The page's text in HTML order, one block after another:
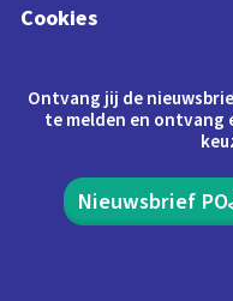
Cookies
Ontvang jij de
te melden en ontvang
Nieuwsbrief PO